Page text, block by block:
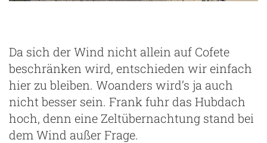
Da sich der Wind nicht allein auf Cofete
beschränken wird, entschieden wir einfach
hier zu bleiben. Woanders wird’s ja auch
nicht besser sein. Frank fuhr das Hubdach
hoch, denn eine Zeltübernachtung stand bei
dem Wind außer Frage.